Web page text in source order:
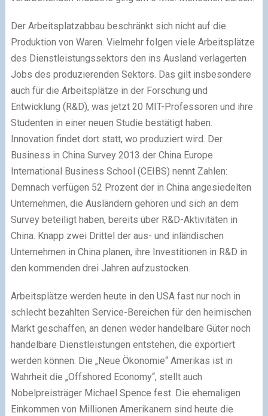
Der Arbeitsplatzabbau beschränkt sich nicht auf die
Produktion von Waren. Vielmehr folgen viele Arbeitsplätze
des Dienstleistungssektors den ins Ausland verlagerten
Jobs des produzierenden Sektors. Das gilt insbesondere
auch für die Arbeitsplätze in der Forschung und
Entwicklung (R&D), was jetzt 20 MIT-Professoren und ihre
Studenten in einer neuen Studie bestätigt haben.
Innovation findet dort statt, wo produziert wird. Der
Business in China Survey 2013 der China Europe
International Business School (CEIBS) nennt Zahlen:
Demnach verfügen 52 Prozent der in China angesiedelten
Unternehmen, die Ausländern gehören und sich an dem
Survey beteiligt haben, bereits über R&D-Aktivitäten in
China. Knapp zwei Drittel der aus- und inländischen
Unternehmen in China planen, ihre Investitionen in R&D in
den kommenden drei Jahren aufzustocken.
Arbeitsplätze werden heute in den USA fast nur noch in
schlecht bezahlten Service-Bereichen für den heimischen
Markt geschaffen, an denen weder handelbare Güter noch
handelbare Dienstleistungen entstehen, die exportiert
werden können. Die „Neue Ökonomie“ Amerikas ist in
Wahrheit die „Offshored Economy“, stellt auch
Nobelpreisträger Michael Spence fest. Die ehemaligen
Einkommen von Millionen Amerikanern sind heute die